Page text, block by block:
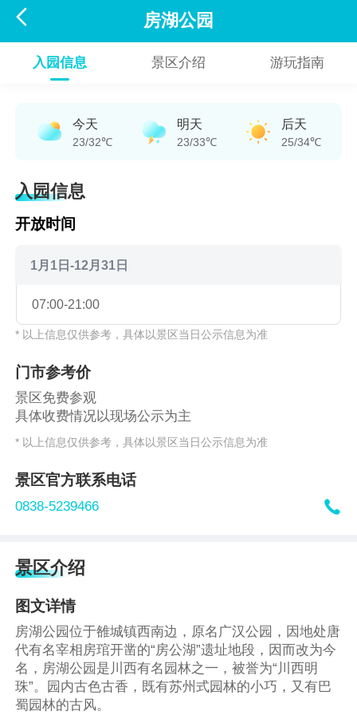
 房湖公园
入园信息 景区介绍 游玩指南
今天
23/32℃
明天
23/33℃
后天
25/34℃
入园信息
开放时间
1月1日-12月31日
07:00-21:00
* 以上信息仅供参考，具体以景区当日公示信息为准
门市参考价
景区免费参观
具体收费情况以现场公示为主
* 以上信息仅供参考，具体以景区当日公示信息为准
景区官方联系电话
0838-5239466 
景区介绍
图文详情
房湖公园位于雒城镇西南边，原名广汉公园，因地处唐
代有名宰相房琯开凿的“房公湖”遗址地段，因而改为今
名，房湖公园是川西有名园林之一，被誉为“川西明
珠”。园内古色古香，既有苏州式园林的小巧，又有巴
蜀园林的古风。